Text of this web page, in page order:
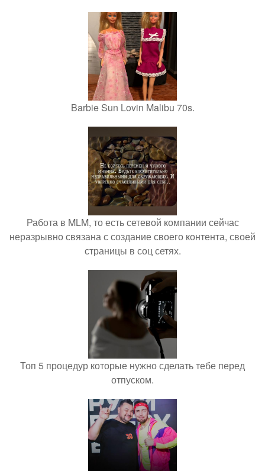
Barbie Sun Lovin Malibu 70s.
Работа в MLM, то есть сетевой компании сейчас
неразрывно связана с создание своего контента, своей
страницы в соц сетях.
Топ 5 процедур которые нужно сделать тебе перед
отпуском.